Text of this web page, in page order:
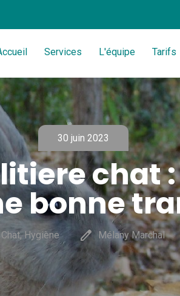
Services L'équipe Tarifs
30 juin 2023
chat
bonne
Chat, Hygiène edit Mélany Marchal